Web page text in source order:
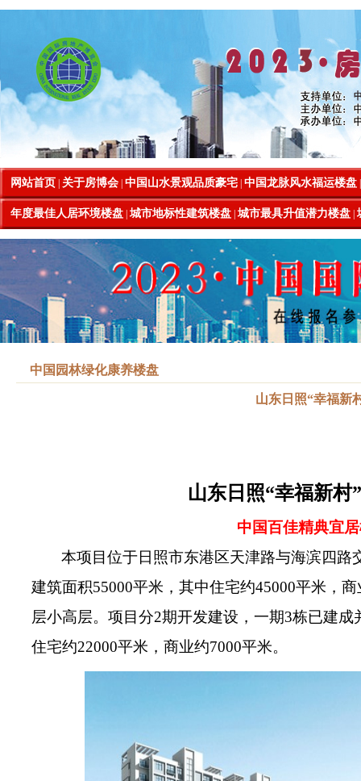
网站首页 关于房博会 中国山水景观品质豪宅 中国龙脉风水福运楼盘
年度最佳人居环境楼盘 城市地标性建筑楼盘 城市最具升值潜力楼盘
中国园林绿化康养楼盘
山东日照“幸福新
山东日照“幸福新村”
中国百佳精典宜
本项目位于日照市东港区天津路与海滨四路
建筑面积55000平米，其中住宅约45000平米，
层小高层。项目分2期开发建设，一期3栋已建
住宅约22000平米，商业约7000平米。